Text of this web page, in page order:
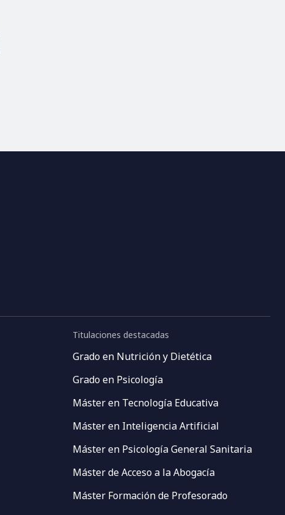
Titulaciones destacadas
Grado en Nutrición y Dietética
Grado en Psicología
Máster en Tecnología Educativa
Máster en Inteligencia Artificial
Máster en Psicología General Sanitaria
Máster de Acceso a la Abogacía
Máster Formación de Profesorado